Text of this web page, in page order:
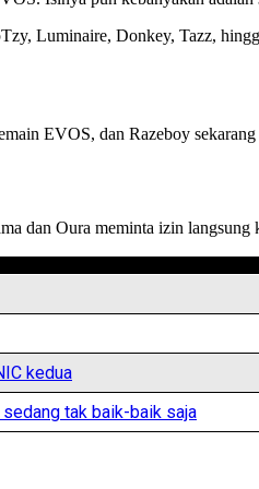
Luminaire, Donkey, Tazz,
EVOS, dan Razeboy
dan Oura meminta izin
kedua
tak baik-baik saja